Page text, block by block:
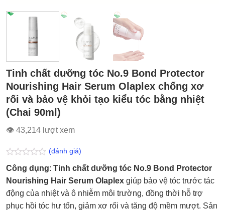
Tinh chất dưỡng tóc No.9 Bond Protector
Nourishing Hair Serum Olaplex chống xơ
rối và bảo vệ khỏi tạo kiểu tóc bằng nhiệt
(Chai 90ml)
👁 43,214 lượt xem
Được
xếp
hạng
0.0
5
sao
(đánh giá)
Công dụng: Tinh chất dưỡng tóc No.9 Bond Protector
Nourishing Hair Serum Olaplex giúp bảo vệ tóc trước tác
động của nhiệt và ô nhiễm môi trường, đồng thời hỗ trợ
phục hồi tóc hư tổn, giảm xơ rối và tăng độ mềm mượt. Sản